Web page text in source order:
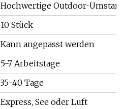
Hochwertige Outdoor-
10 Stück
Kann angepasst werden
5-7 Arbeitstage
35-40 Tage
Express, See oder Luft